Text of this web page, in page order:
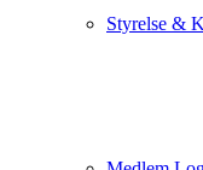
Styrelse &